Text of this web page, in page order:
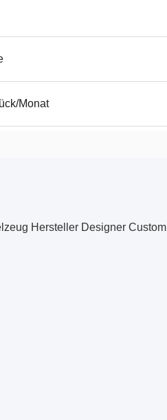
Monat
Hersteller Designer